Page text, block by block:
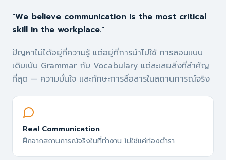
"We believe communication is the most critical
skill in the workplace."
ปัญหาไม่ได้อยู่ที่ความรู้ แต่อยู่ที่การนำไปใช้ การสอนแบบ
เดิมเน้น Grammar กับ Vocabulary แต่ละเลยสิ่งที่สำคัญ
ที่สุด — ความมั่นใจ และทักษะการสื่อสารในสถานการณ์จริง
Real Communication
ฝึกจากสถานการณ์จริงในที่ทำงาน ไม่ใช่แค่ท่องตำรา